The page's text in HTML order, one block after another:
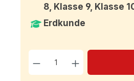
8, Klasse 9, Klasse
Erdkunde